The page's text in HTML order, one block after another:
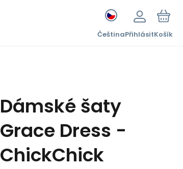
ČeštinaPřihlásitKošík
Dámské šaty
Grace Dress -
ChickChick